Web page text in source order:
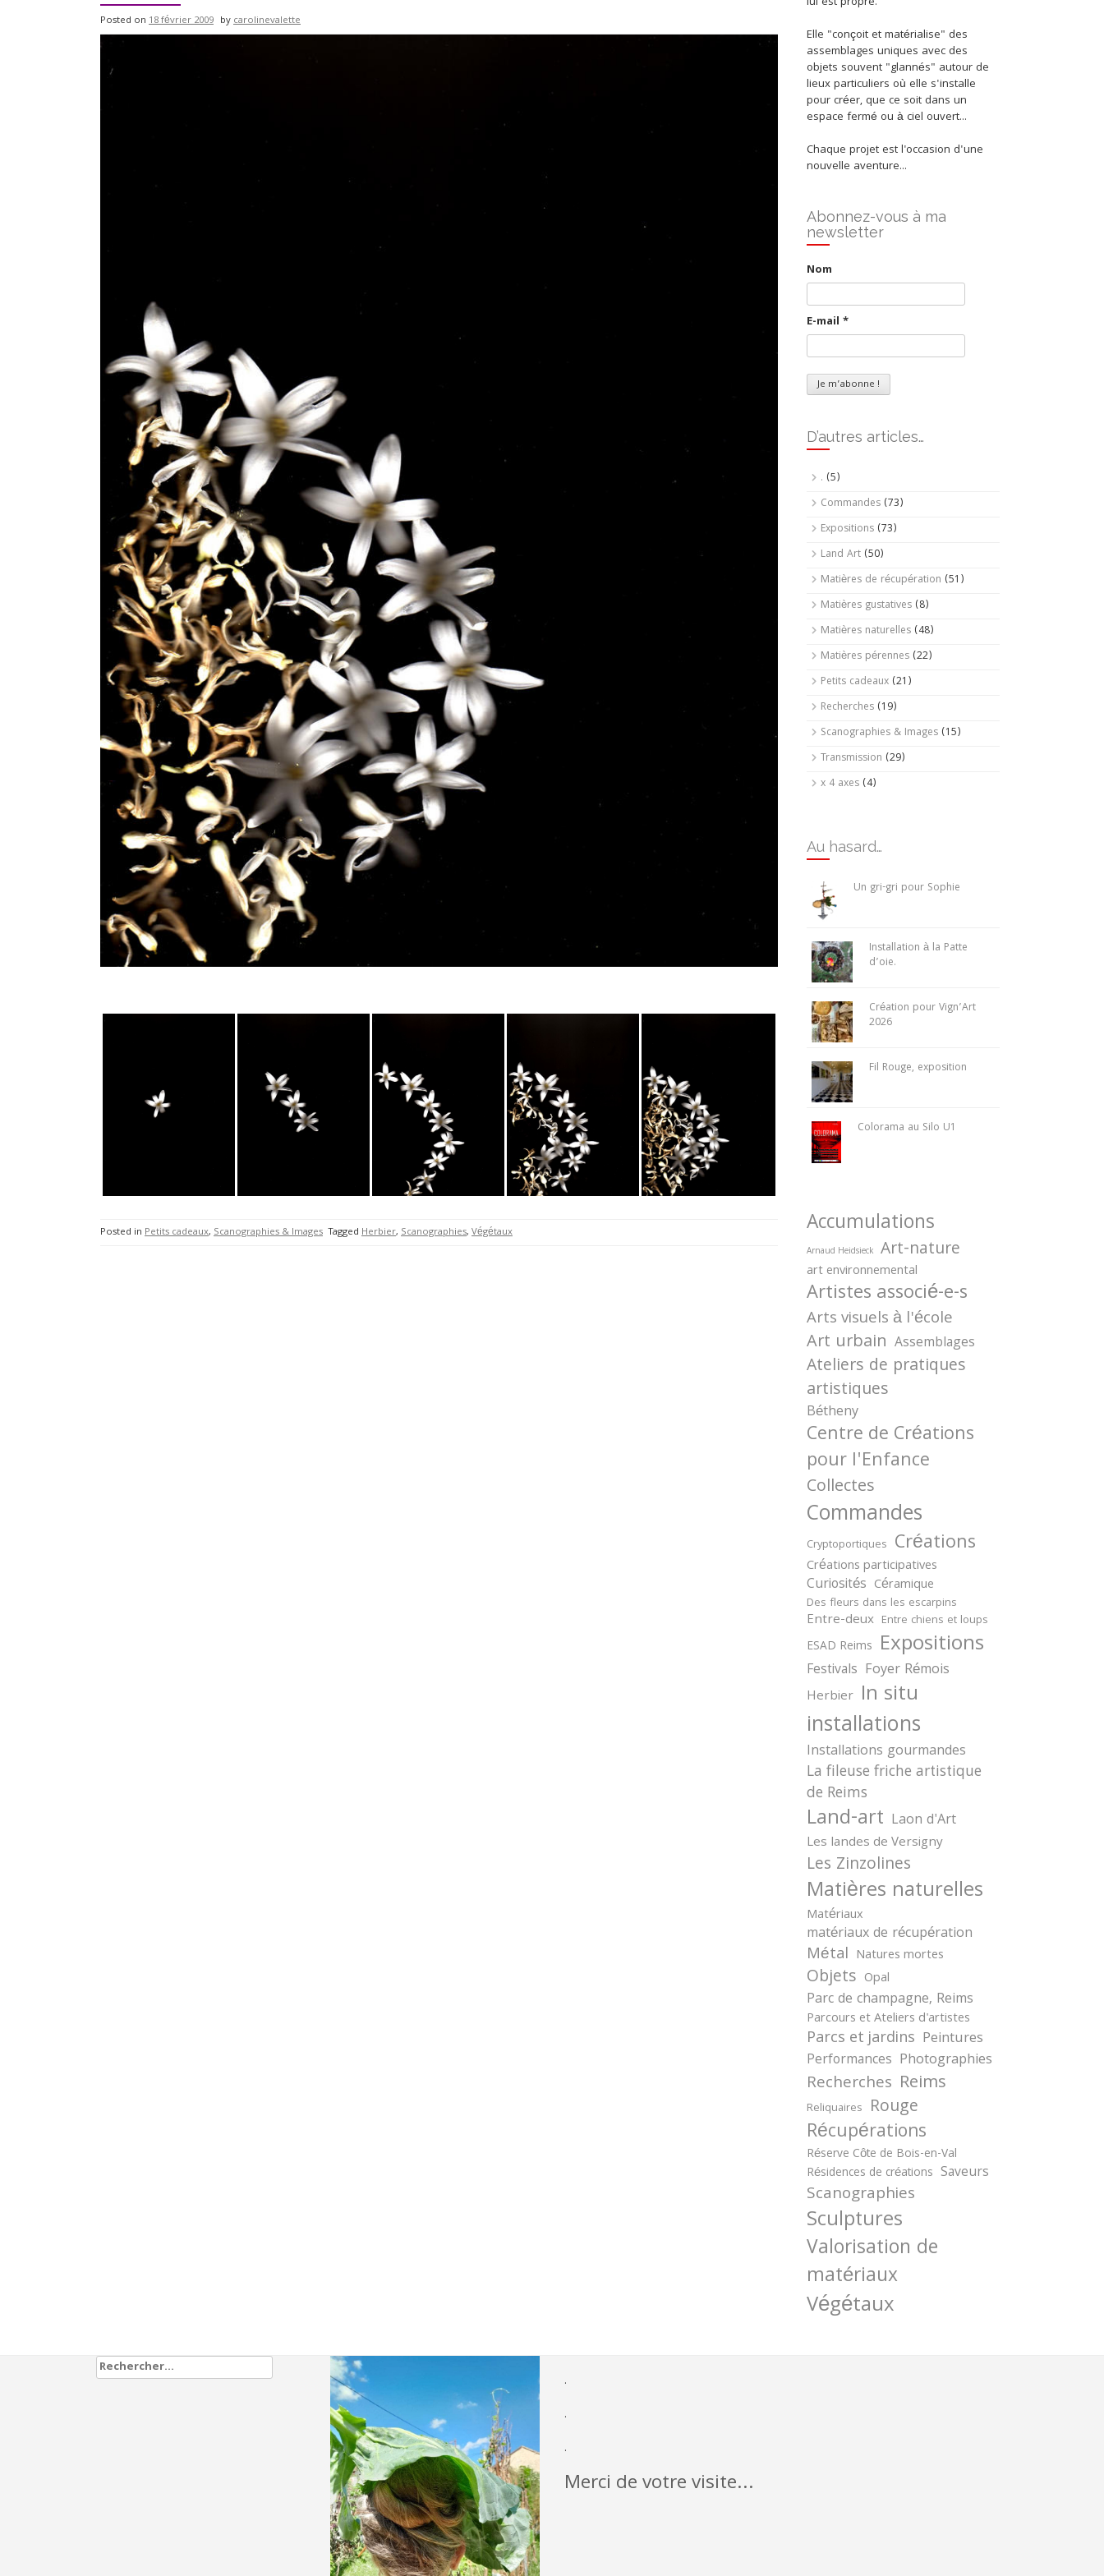
Posted on 18 février 2009 bycarolinevalette
Posted in Petits cadeaux, Scanographies & Images Tagged Herbier, Scanographies, Végétaux
Elle "conçoit et matérialise" des
assemblages uniques avec des
objets souvent "glannés" autour de
lieux particuliers où elle s'installe
pour créer, que ce soit dans un
espace fermé ou à ciel ouvert...
Chaque projet est l'occasion d'une
nouvelle aventure...
Abonnez-vous à ma
newsletter
Nom
E-mail *
D’autres articles…
. (5)
Commandes (73)
Expositions (73)
Land Art (50)
Matières de récupération (51)
Matières gustatives (8)
Matières naturelles (48)
Matières pérennes (22)
Petits cadeaux (21)
Recherches (19)
Scanographies & Images (15)
Transmission (29)
x 4 axes (4)
Au hasard…
Un gri-gri pour Sophie
Installation à la Patte
d’oie.
Création pour Vign’Art
2026
Fil Rouge, exposition
Colorama au Silo U1
Accumulations
Arnaud Heidsieck Art-nature
art environnemental
Artistes associé-e-s
Arts visuels à l'école
Art urbain Assemblages
Ateliers de pratiques
artistiques
Bétheny
Centre de Créations
pour l'Enfance
Collectes
Commandes
Cryptoportiques Créations
Créations participatives
Curiosités Céramique
Des fleurs dans les escarpins
Entre-deux Entre chiens et loups
ESAD Reims Expositions
Festivals Foyer Rémois
Herbier In situ
installations
Installations gourmandes
La fileuse friche artistique
de Reims
Land-art Laon d'Art
Les landes de Versigny
Les Zinzolines
Matières naturelles
Matériaux
matériaux de récupération
Métal Natures mortes
Objets Opal
Parc de champagne, Reims
Parcours et Ateliers d'artistes
Parcs et jardins Peintures
Performances Photographies
Recherches Reims
Reliquaires Rouge
Récupérations
Réserve Côte de Bois-en-Val
Résidences de créations Saveurs
Scanographies
Sculptures
Valorisation de
matériaux
Végétaux
Rechercher :
.
.
.
Merci de votre visite...